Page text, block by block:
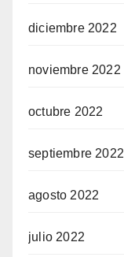
diciembre 2022
noviembre 2022
octubre 2022
septiembre 2022
agosto 2022
julio 2022